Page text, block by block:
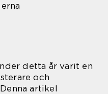
detta år varit en
och
artikel